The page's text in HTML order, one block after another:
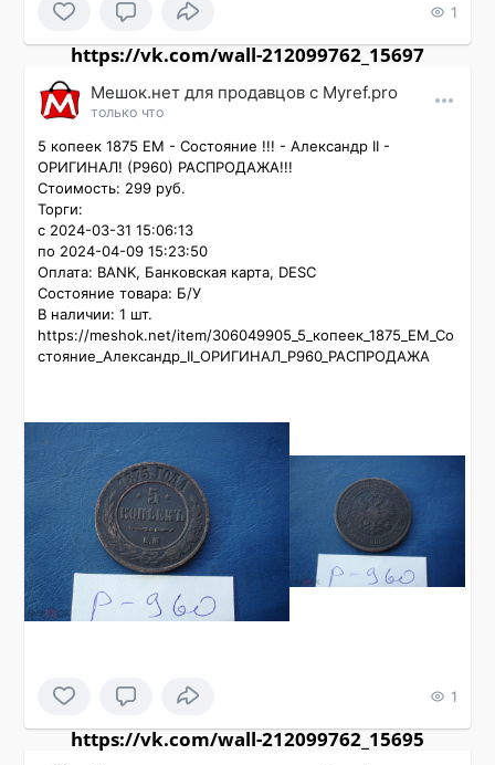
1
https://vk.com/wall-212099762_15697
Мешок.нет для продавцов c Myref.pro
только что
5 копеек 1875 ЕМ - Состояние !!! - Александр II -
ОРИГИНАЛ! (P960) РАСПРОДАЖА!!!
Стоимость: 299 руб.
Торги:
с 2024-03-31 15:06:13
по 2024-04-09 15:23:50
Оплата: BANK, Банковская карта, DESC
Состояние товара: Б/У
В наличии: 1 шт.
https://meshok.net/item/306049905_5_копеек_1875_ЕМ_Со
стояние_Александр_II_ОРИГИНАЛ_P960_РАСПРОДАЖА
1
https://vk.com/wall-212099762_15695